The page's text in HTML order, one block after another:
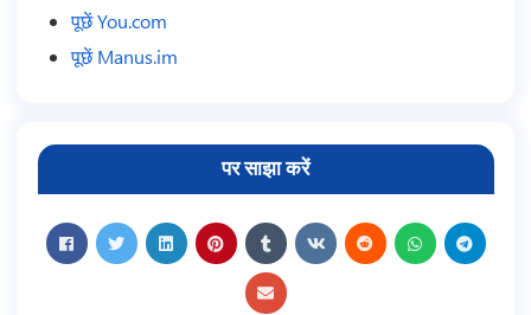
पूछें You.com
पूछें Manus.im
पर साझा करें